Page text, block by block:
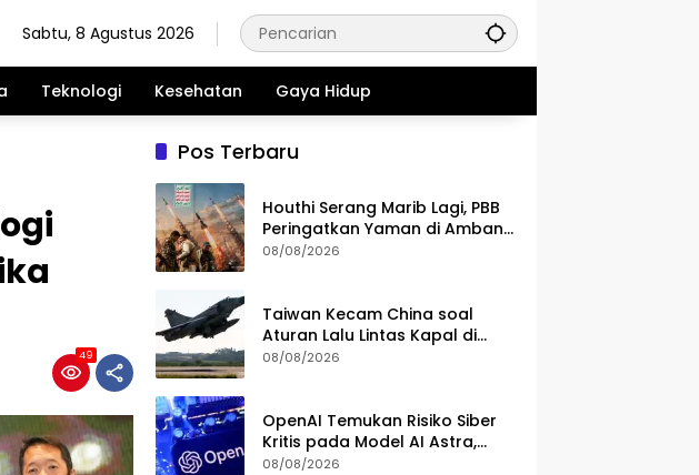
Sabtu, 8 Agustus 2026
Teknologi Kesehatan Gaya Hidup
49
Pos Terbaru
Houthi Serang Marib Lagi, PBB
Peringatkan Yaman di Ambang
Konflik Lebih Luas
08/08/2026
Taiwan Kecam China soal
Aturan Lalu Lintas Kapal di
Selat Taiwan
08/08/2026
OpenAI Temukan Risiko Siber
Kritis pada Model AI Astra,
Perketat Pengamanan
08/08/2026